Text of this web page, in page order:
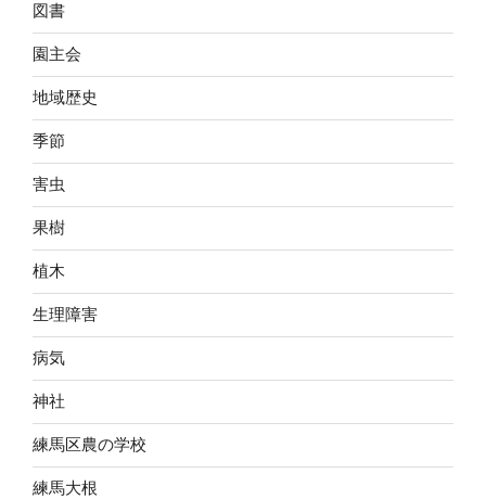
図書
園主会
地域歴史
季節
害虫
果樹
植木
生理障害
病気
神社
練馬区農の学校
練馬大根